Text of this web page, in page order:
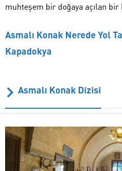
muhteşem bir doğaya açılan bir
Asmalı Konak Nerede Yol
Kapadokya
Asmalı Konak Dizisi